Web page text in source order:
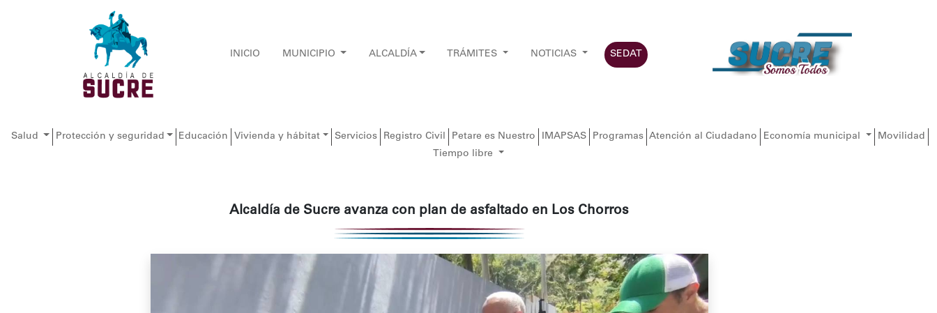
INICIO MUNICIPIO ALCALDÍA TRÁMITES NOTICIAS SEDAT
Salud Protección y seguridad Educación Vivienda y hábitat Servicios Registro Civil Petare es Nuestro IMAPSAS Programas Atención al Ciudadano Economía municipal
Movilidad
Tiempo libre
Alcaldía de Sucre avanza con plan de asfaltado en Los Chorros